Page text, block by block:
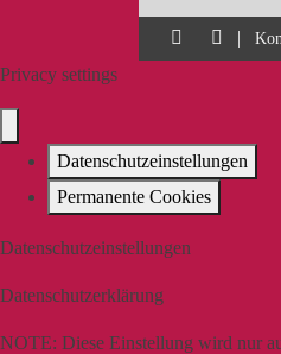
|
Privacy settings
Datenschutzeinstellungen
Permanente Cookies
Datenschutzeinstellungen
Datenschutzerklärung
NOTE: Diese Einstellung wird nur